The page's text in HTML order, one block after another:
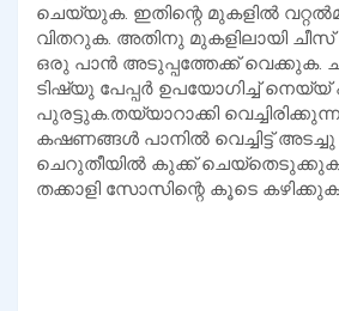
ചെയ്യുക. ഇതിന്റെ മുകളിൽ
വിതറുക. അതിനു മുകളിലായി ചീസ്
ഒരു പാൻ അടുപ്പത്തേക്ക്
ടിഷ്യു പേപ്പർ ഉപയോഗിച്ച് നെയ്യ്
പുരട്ടുക.തയ്യാറാക്കി
കഷണങ്ങൾ പാനിൽ വെച്ചിട്ട് അടച്ചു
ചെറുതീയിൽ കുക്ക്
തക്കാളി സോസിന്റെ കൂടെ